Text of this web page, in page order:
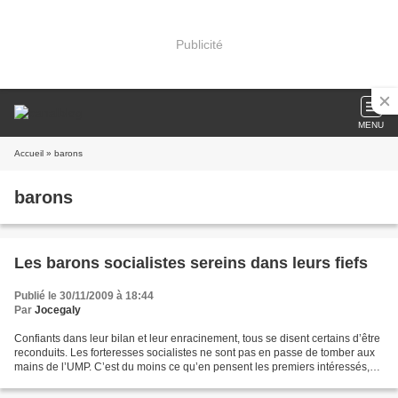
Publicité
MENU
Accueil » barons
barons
Les barons socialistes sereins dans leurs fiefs
Publié le 30/11/2009 à 18:44
Par Jocegaly
Confiants dans leur bilan et leur enracinement, tous se disent certains d’être
reconduits. Les forteresses socialistes ne sont pas en passe de tomber aux
mains de l’UMP. C’est du moins ce qu’en pensent les premiers intéressés,